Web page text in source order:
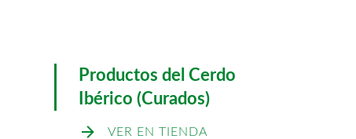
Productos del Cerdo
Ibérico (Curados)
VER EN TIENDA